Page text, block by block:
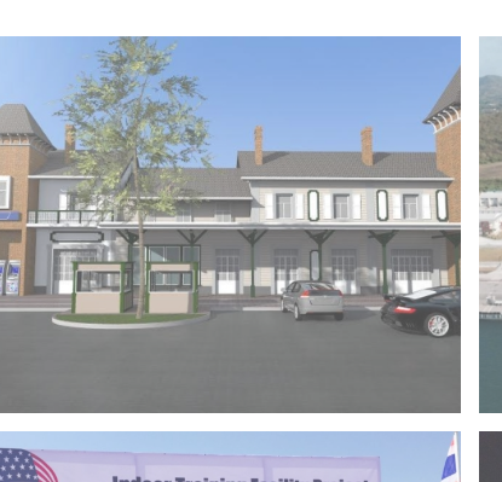
Project 14 – Bangchak khonkaen